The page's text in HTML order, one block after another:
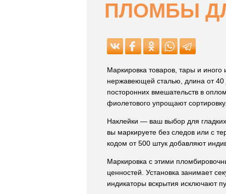
ПЛОМБЫ
Маркировка товаров, тары и
нержавеющей сталью, длина от
посторонних вмешательств в
фиолетового упрощают сортировку.
Наклейки — ваш выбор для
вы маркируете без следов или с
кодом от 500 штук добавляют
Маркировка с этими
ценностей. Установка занимает
индикаторы вскрытия исключают